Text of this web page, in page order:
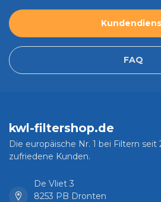
FAQ
kwl-filtershop.de
Die europäische Nr. 1 bei Filtern
zufriedene Kunden.
De Vliet 3
8253 PB Dronten